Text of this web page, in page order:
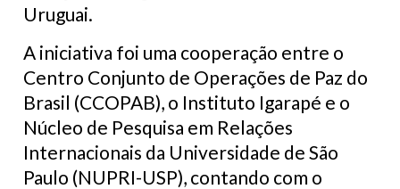
Uruguai.
A iniciativa foi uma cooperação entre o
Centro Conjunto de Operações de Paz do
Brasil (CCOPAB), o Instituto Igarapé e o
Núcleo de Pesquisa em Relações
Internacionais da Universidade de São
Paulo (NUPRI-USP), contando com o